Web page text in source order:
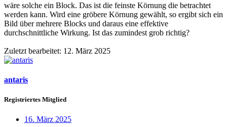
wäre solche ein Block. Das ist die feinste Körnung die betrachtet
werden kann. Wird eine gröbere Körnung gewählt, so ergibt sich ein
Bild über mehrere Blocks und daraus eine effektive
durchschnittliche Wirkung. Ist das zumindest grob richtig?
Zuletzt bearbeitet: 12. März 2025
antaris
Registriertes Mitglied
16. März 2025